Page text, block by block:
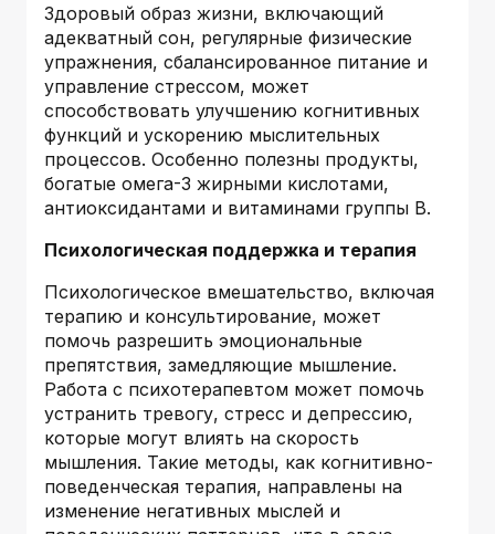
Здоровый образ жизни, включающий
адекватный сон, регулярные физические
упражнения, сбалансированное питание и
управление стрессом, может
способствовать улучшению когнитивных
функций и ускорению мыслительных
процессов. Особенно полезны продукты,
богатые омега-3 жирными кислотами,
антиоксидантами и витаминами группы B.
Психологическая поддержка и терапия
Психологическое вмешательство, включая
терапию и консультирование, может
помочь разрешить эмоциональные
препятствия, замедляющие мышление.
Работа с психотерапевтом может помочь
устранить тревогу, стресс и депрессию,
которые могут влиять на скорость
мышления. Такие методы, как когнитивно-
поведенческая терапия, направлены на
изменение негативных мыслей и